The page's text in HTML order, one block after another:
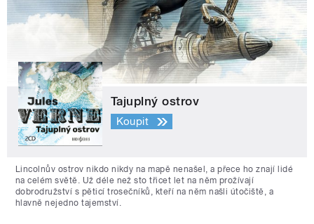
Tajuplný ostrov
Koupit
Lincolnův ostrov nikdo nikdy na mapě nenašel, a přece ho znají lidé
na celém světě. Už déle než sto třicet let na něm prožívají
dobrodružství s pěticí trosečníků, kteří na něm našli útočiště, a
hlavně nejedno tajemství.